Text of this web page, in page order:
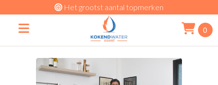
Het grootst aantal topmerken
0